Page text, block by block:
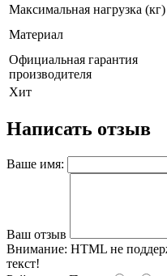
Максимальная нагрузка (кг)
Материал
Официальная гарантия
производителя
Хит
Написать отзыв
Ваше имя:
Ваш отзыв
Внимание: HTML не
текст!